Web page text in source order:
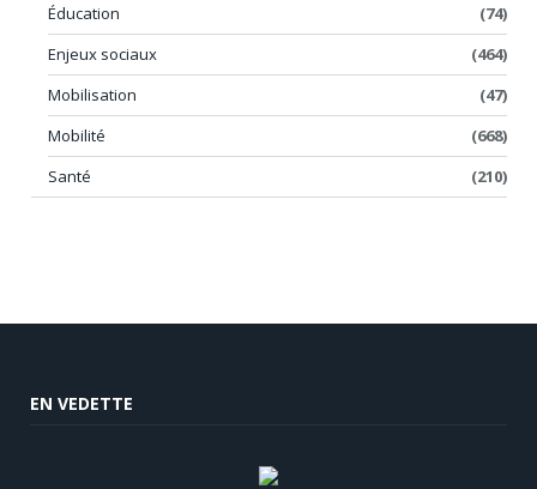
Éducation
(74)
Enjeux sociaux
(464)
Mobilisation
(47)
Mobilité
(668)
Santé
(210)
EN VEDETTE